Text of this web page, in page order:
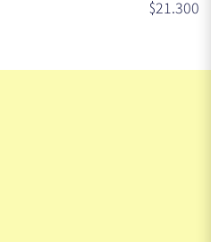
$21.300